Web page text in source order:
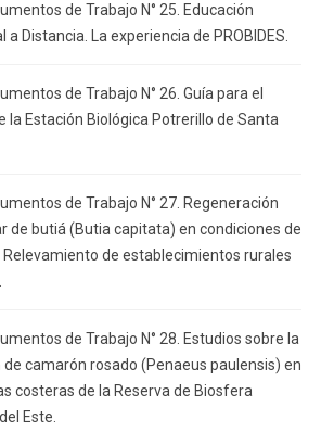
de Trabajo N° 25. Educación
a Distancia. La experiencia de PROBIDES.
de Trabajo N° 26. Guía para el
la Estación Biológica Potrerillo de Santa
de Trabajo N° 27. Regeneración
de butiá (Butia capitata) en condiciones de
de establecimientos rurales
de Trabajo N° 28. Estudios sobre la
de camarón rosado (Penaeus paulensis) en
costeras de la Reserva de Biosfera
Este.